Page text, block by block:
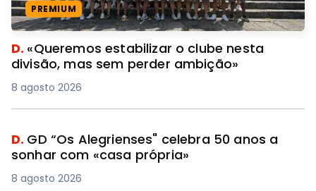
PREMIUM
D. «Queremos estabilizar o clube nesta
divisão, mas sem perder ambição»
8 agosto 2026
D. GD “Os Alegrienses" celebra 50 anos a
sonhar com «casa própria»
8 agosto 2026